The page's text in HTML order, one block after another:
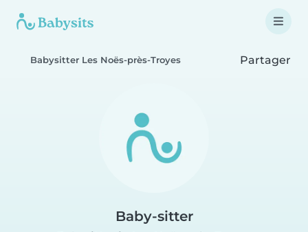
Babysitter Les Noës-près-Troyes Partager
Baby-sitter